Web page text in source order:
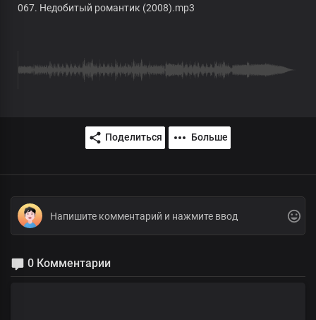
067. Недобитый романтик (2008).mp3
Поделиться Больше
0 Комментарии